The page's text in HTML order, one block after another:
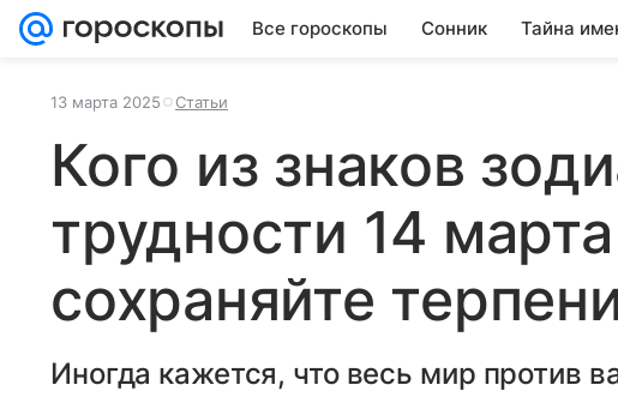
Все гороскопы Сонник Тайна
13 марта 2025 Статьи
Кого из знаков
трудности 14
сохраняйте
Иногда кажется, что весь мир против